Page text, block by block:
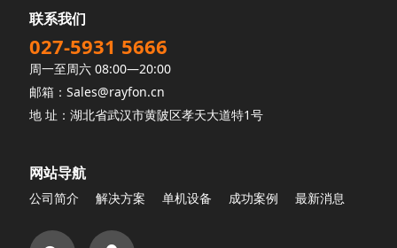
联系我们
027-5931 5666
周一至周六 08:00—20:00
邮箱：Sales@rayfon.cn
地 址：湖北省武汉市黄陂区孝天大道特1号
网站导航
公司简介 解决方案 单机设备 成功案例 最新消息